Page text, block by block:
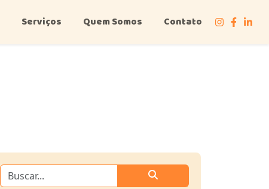
Serviços Quem Somos Contato